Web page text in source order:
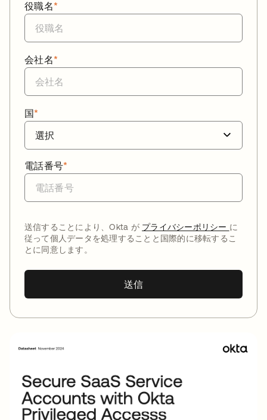
*
役職名
*
会社名
*
国
*
電話番号
送信することにより、Okta が プライバシーポリシー に
従って個人データを処理することと国際的に移転するこ
とに同意します。
送信